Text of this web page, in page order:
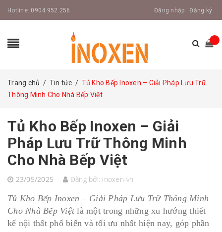
Hotline: 0904.952.256 Đăng nhập Đăng ký
Trang chủ / Tin tức / Tủ Kho Bếp Inoxen – Giải Pháp Lưu Trữ
Thông Minh Cho Nhà Bếp Việt
Tủ Kho Bếp Inoxen – Giải
Pháp Lưu Trữ Thông Minh
Cho Nhà Bếp Việt
23/05/2025 Đăng bởi: inoxen-vn
Tủ Kho Bếp Inoxen – Giải Pháp Lưu Trữ Thông Minh
Cho Nhà Bếp Việtlà một trong những xu hướng thiết
kế nội thất phổ biến và tối ưu nhất hiện nay, góp phần